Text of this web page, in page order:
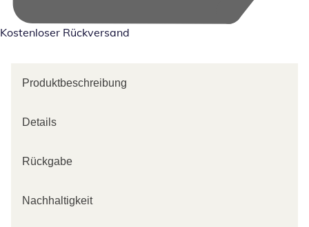
Kostenloser Rückversand
Produktbeschreibung
Details
Rückgabe
Nachhaltigkeit